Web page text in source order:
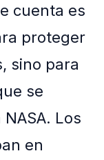
cuenta es
proteger
sino para
se
Los
en